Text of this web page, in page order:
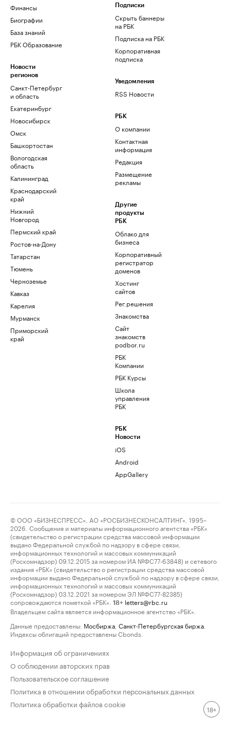
Финансы
Биографии
База знаний
РБК Образование
Новости
регионов
Санкт-Петербург
и область
Екатеринбург
Новосибирск
Омск
Башкортостан
Вологодская
область
Калининград
Краснодарский
край
Нижний
Новгород
Пермский край
Ростов-на-Дону
Татарстан
Тюмень
Черноземье
Кавказ
Карелия
Мурманск
Приморский
край
Подписки
Скрыть баннеры
на РБК
Подписка на РБК
Корпоративная
подписка
Уведомления
RSS Новости
РБК
О компании
Контактная
информация
Редакция
Размещение
рекламы
Другие
продукты
РБК
Облако для
бизнеса
Корпоративный
регистратор
доменов
Хостинг
сайтов
Рег.решения
Знакомства
Сайт
знакомств
podbor.ru
РБК
Компании
РБК Курсы
Школа
управления
РБК
РБК
Новости
iOS
Android
AppGallery
© ООО «БИЗНЕСПРЕСС», АО «РОСБИЗНЕСКОНСАЛТИНГ», 1995–
2026. Сообщения и материалы информационного агентства «РБК»
(свидетельство о регистрации средства массовой информации
выдано Федеральной службой по надзору в сфере связи,
информационных технологий и массовых коммуникаций
(Роскомнадзор) 09.12.2015 за номером ИА №ФС77-63848) и сетевого
издания «РБК» (свидетельство о регистрации средства массовой
информации выдано Федеральной службой по надзору в сфере связи,
информационных технологий и массовых коммуникаций
(Роскомнадзор) 03.12.2021 за номером ЭЛ №ФС77-82385)
сопровождаются пометкой «РБК».
18+ letters@rbc.ru
Владельцем сайта является информационное агентство «РБК».
Данные предоставлены: Мосбиржа Санкт-Петербургская биржа
Индексы облигаций предоставлены Cbonds.
Информация об ограничениях
О соблюдении авторских прав
Пользовательское соглашение
Политика в отношении обработки персональных данных
Политика обработки файлов cookie
18+